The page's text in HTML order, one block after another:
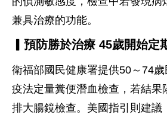
兼具治療的功能。
▎預防勝於治療 45歲開始定
衛福部國民健康署提供50～74
疫法定量糞便潛血檢查，若結果
排大腸鏡檢查。美國指引則建議